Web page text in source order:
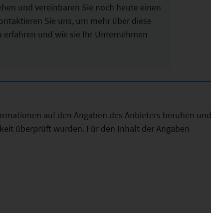
und vereinbaren Sie noch heute einen
Sie uns, um mehr über diese
und wie sie Ihr Unternehmen
auf den Angaben des Anbieters beruhen und
überprüft wurden. Für den Inhalt der Angaben